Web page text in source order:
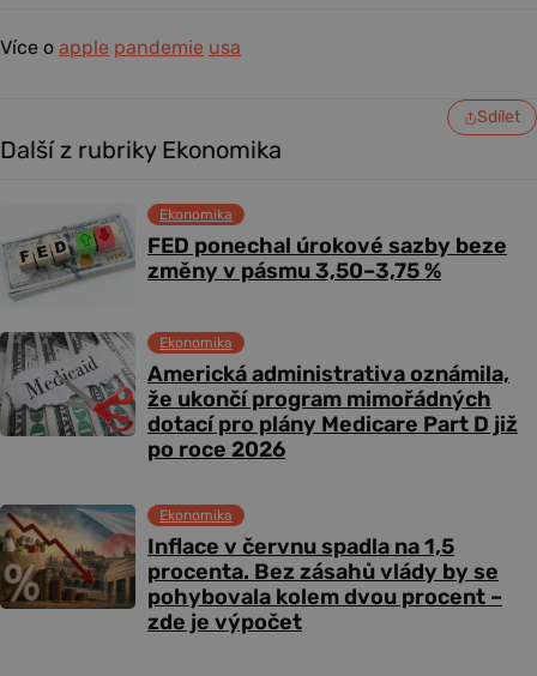
Více o apple pandemie usa
Sdílet
Další z rubriky Ekonomika
FED ponechal úrokové sazby beze
změny v pásmu 3,50–3,75 %
Ekonomika
Americká administrativa oznámila,
že ukončí program mimořádných
dotací pro plány Medicare Part D již
po roce 2026
Ekonomika
Inflace v červnu spadla na 1,5
procenta. Bez zásahů vlády by se
pohybovala kolem dvou procent –
zde je výpočet
Ekonomika